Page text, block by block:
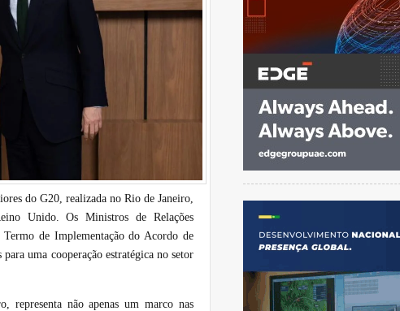
do G20, realizada no Rio de Janeiro,
Unido. Os Ministros de Relações
de Implementação do Acordo de
uma cooperação estratégica no setor
representa não apenas um marco nas